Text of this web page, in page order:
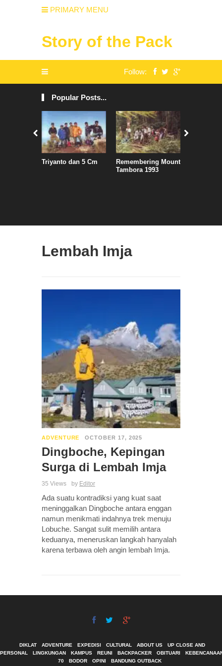
PRIMARY MENU
Story of the Pack
Follow:
Popular Posts...
Triyanto dan 5 Cm
Remembering Mount
Tambora 1993
Lembah Imja
ADVENTURE OCTOBER 17, 2025
Dingboche, Kepingan
Surga di Lembah Imja
35 Views by Editor
Ada suatu kontradiksi yang kuat saat
meninggalkan Dingboche antara enggan
namun menikmati indahnya trek menuju
Lobuche. Sangat sulit memilih antara
keduanya, meneruskan langkah hanyalah
karena terbawa oleh angin lembah Imja.
DIKLAT ADVENTURE EXPEDISI CULTURAL ABOUT US
UP CLOSE AND
PERSONAL
LINGKUNGAN KAMPUS REUNI BACKPACKER OBITUARI
70
BODOR OPINI BANDUNG OUTBACK